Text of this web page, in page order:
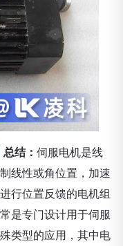
总结： 伺服电机是线
线性或角位置，加速
行位置反馈的电机组
是专门设计用于伺服
类型的应用，其中电